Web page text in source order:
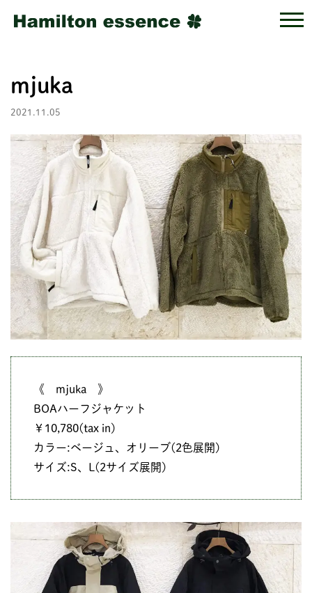
mjuka
2021.11.05
《 mjuka 》
BOAハーフジャケット
￥10,780(tax in)
カラー:ベージュ、オリーブ(2色展開)
サイズ:S、L(2サイズ展開)